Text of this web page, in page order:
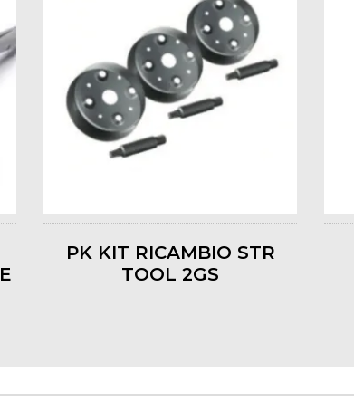
PK KIT RICAMBIO STR
TOOL 2GS